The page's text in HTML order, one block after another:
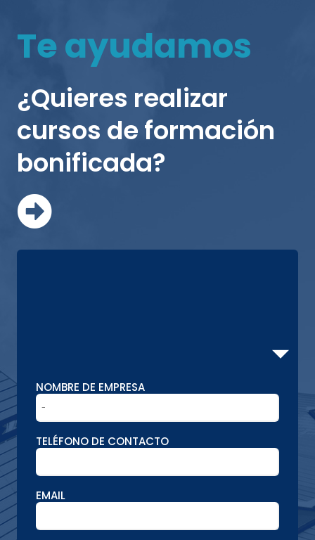
Te ayudamos
¿Quieres realizar
cursos de formación
bonificada?
NOMBRE DE EMPRESA
TELÉFONO DE CONTACTO
EMAIL